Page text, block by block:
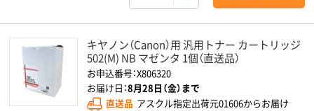
キヤノン（Canon）用 汎用トナー カートリッジ
502(M) NB マゼンタ 1個（直送品）
お申込番号：X806320
お届け日：8月28日（金）まで
直送品 アスクル指定出荷元01606からお届け